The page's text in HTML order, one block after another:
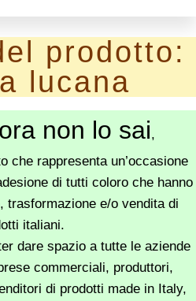
prodotto:
lucana
non lo sai,
che rappresenta un’occasione
di tutti coloro che hanno
trasformazione e/o vendita di
italiani.
dare spazio a tutte le aziende
commerciali, produttori,
di prodotti made in Italy,